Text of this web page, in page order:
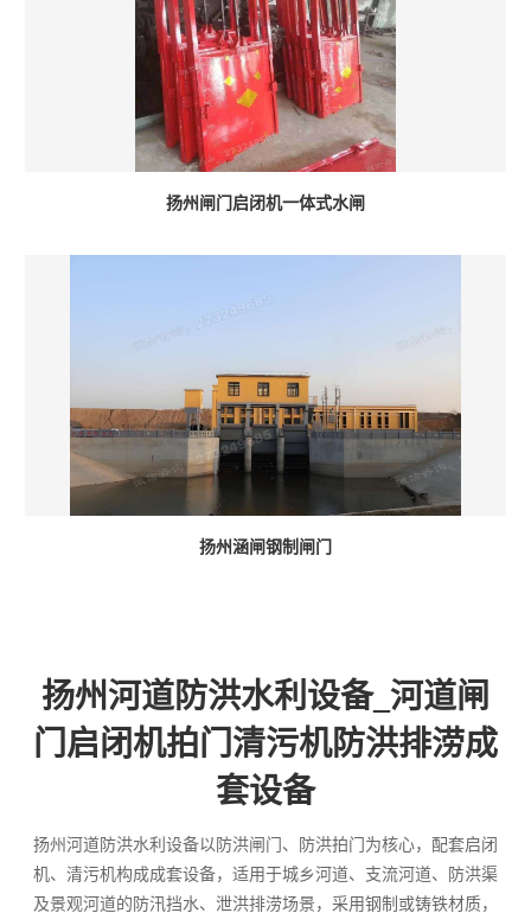
扬州闸门启闭机一体式水闸
扬州涵闸钢制闸门
扬州河道防洪水利设备_河道闸
门启闭机拍门清污机防洪排涝成
套设备
扬州河道防洪水利设备以防洪闸门、防洪拍门为核心，配套启闭
机、清污机构成成套设备，适用于城乡河道、支流河道、防洪渠
及景观河道的防汛挡水、泄洪排涝场景，采用钢制或铸铁材质，